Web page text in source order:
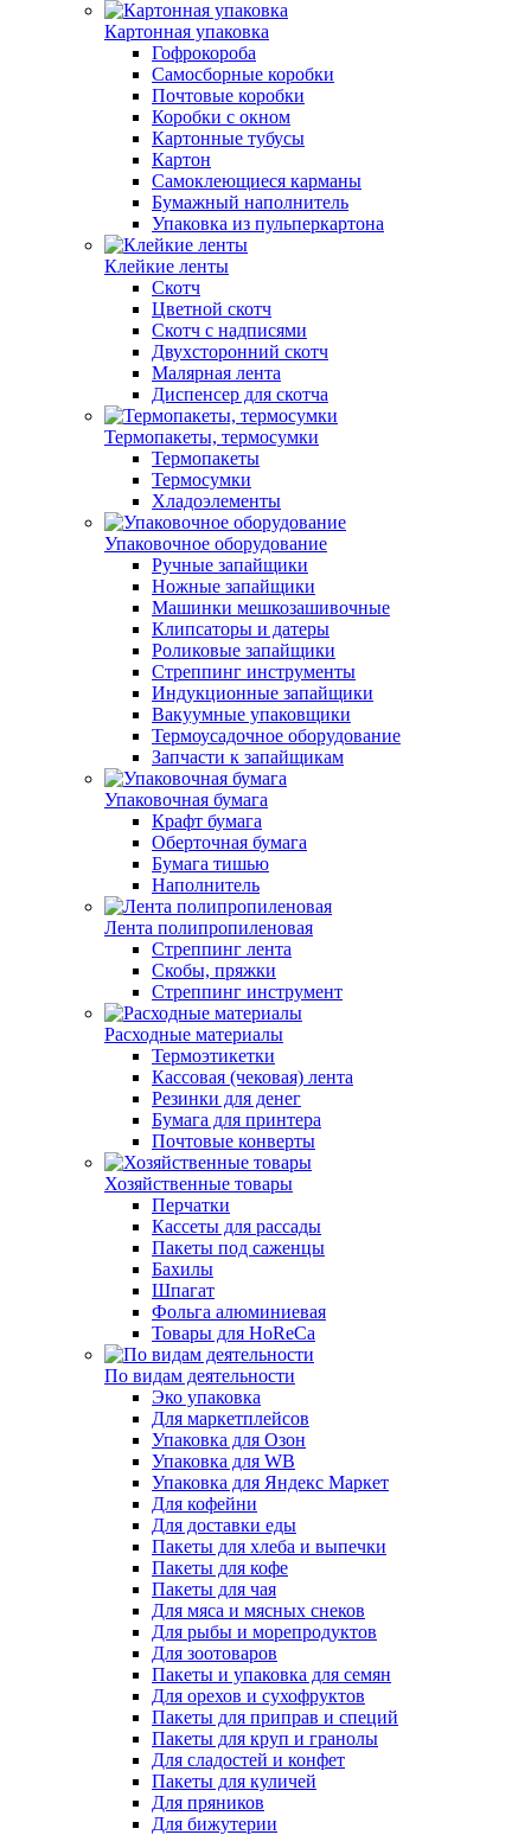
Картонная упаковка
Гофрокороба
Самосборные коробки
Почтовые коробки
Коробки с окном
Картонные тубусы
Картон
Самоклеющиеся карманы
Бумажный наполнитель
Упаковка из пульперкартона
Клейкие ленты
Скотч
Цветной скотч
Скотч с надписями
Двухсторонний скотч
Малярная лента
Диспенсер для скотча
Термопакеты, термосумки
Термопакеты
Термосумки
Хладоэлементы
Упаковочное оборудование
Ручные запайщики
Ножные запайщики
Машинки мешкозашивочные
Клипсаторы и датеры
Роликовые запайщики
Стреппинг инструменты
Индукционные запайщики
Вакуумные упаковщики
Термоусадочное оборудование
Запчасти к запайщикам
Упаковочная бумага
Крафт бумага
Оберточная бумага
Бумага тишью
Наполнитель
Лента полипропиленовая
Стреппинг лента
Скобы, пряжки
Стреппинг инструмент
Расходные материалы
Термоэтикетки
Кассовая (чековая) лента
Резинки для денег
Бумага для принтера
Почтовые конверты
Хозяйственные товары
Перчатки
Кассеты для рассады
Пакеты под саженцы
Бахилы
Шпагат
Фольга алюминиевая
Товары для HoReCa
По видам деятельности
Эко упаковка
Для маркетплейсов
Упаковка для Озон
Упаковка для WB
Упаковка для Яндекс Маркет
Для кофейни
Для доставки еды
Пакеты для хлеба и выпечки
Пакеты для кофе
Пакеты для чая
Для мяса и мясных снеков
Для рыбы и морепродуктов
Для зоотоваров
Пакеты и упаковка для семян
Для орехов и сухофруктов
Пакеты для приправ и специй
Пакеты для круп и гранолы
Для сладостей и конфет
Пакеты для куличей
Для пряников
Для бижутерии